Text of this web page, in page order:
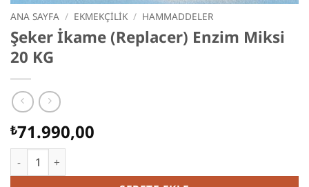
ANA SAYFA / EKMEKÇILIK / HAMMADDELER
Şeker İkame (Replacer) Enzim Miksi
20 KG
₺71.990,00
Şeker İkame (Replacer) Enzim Miksi 20 KG adet